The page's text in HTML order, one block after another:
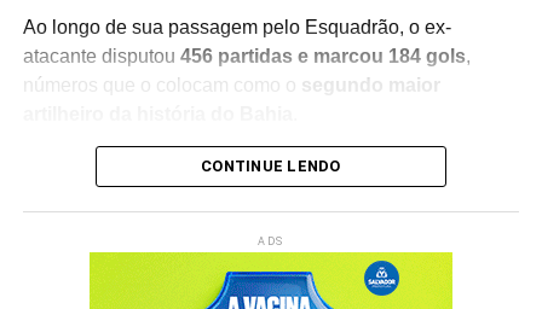
Ao longo de sua passagem pelo Esquadrão, o ex-
atacante disputou 456 partidas e marcou 184 gols,
números que o colocam como o segundo maior
O desempenho de Douglas ajudou a construir uma das
histórica de conquistas estaduais, deixando seu nome
marcado entre os grandes goleadores do clube.
CONTINUE LENDO
ADS